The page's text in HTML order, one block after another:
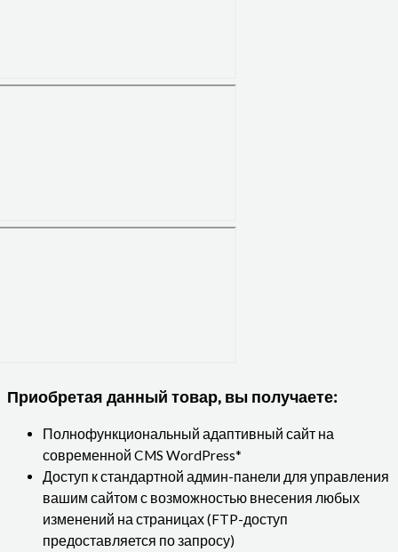
Приобретая данный товар, вы получаете:
Полнофункциональный адаптивный сайт на
современной CMS WordPress*
Доступ к стандартной админ-панели для управления
вашим сайтом с возможностью внесения любых
изменений на страницах (FTP-доступ
предоставляется по запросу)